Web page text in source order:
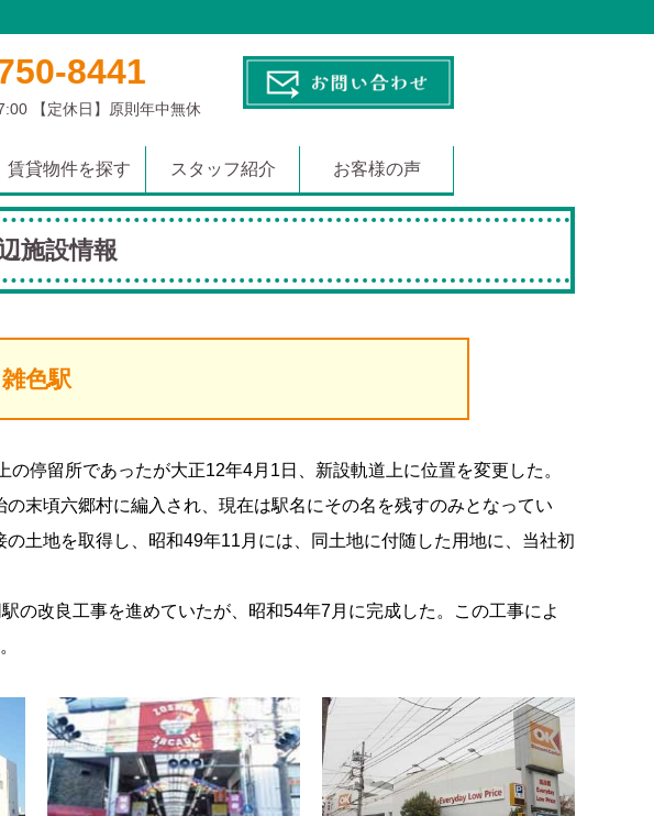
8441
【定休日】原則年中無休
賃貸物件を探す スタッフ紹介 お客様の声
施設情報
雑色駅
停留所であったが大正12年4月1日、新設軌道上に位置を変更した。
末頃六郷村に編入され、現在は駅名にその名を残すのみとなってい
土地を取得し、昭和49年11月には、同土地に付随した用地に、当社初
の改良工事を進めていたが、昭和54年7月に完成した。この工事によ